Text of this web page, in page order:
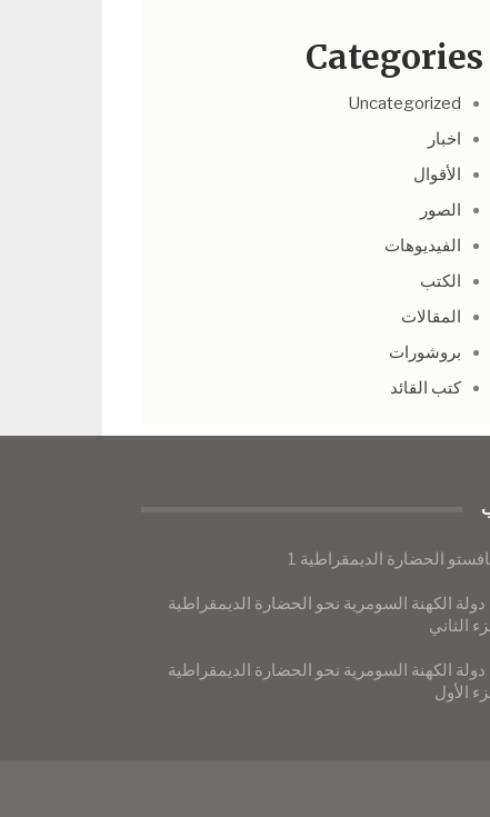
Categories
Uncategorized
اخبار
الأقوال
الصور
الفيديوهات
الكتب
المقالات
بروشورات
كتب القائد
الحضارة الديمقراطية 1
الكهنة السومرية نحو الحضارة الديمقراطية
الثاني
الكهنة السومرية نحو الحضارة الديمقراطية
الأول